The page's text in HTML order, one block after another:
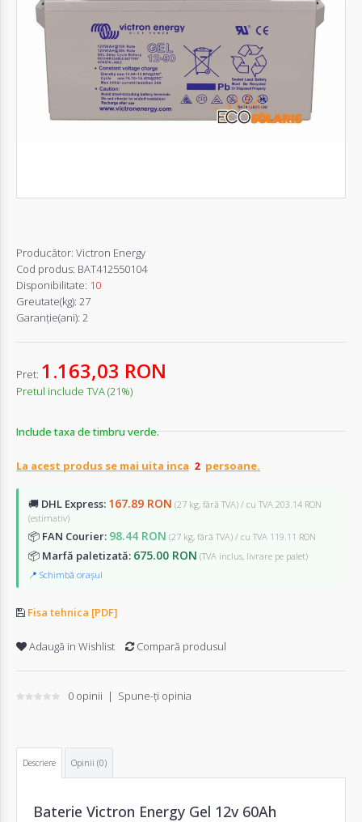
Autentifică-
Înregistrează-
Producător: Victron Energy
Cod produs: BAT412550104
Disponibilitate: 10
Greutate(kg): 27
Garanţie(ani): 2
Pret: 1.163,03 RON
Pretul include TVA (21%)
Include taxa de timbru verde.
La acest produs se mai uita inca persoane.
🚚 DHL Express: 167.89 RON (27 kg, fără TVA) / cu TVA 203.14 RON
(estimativ)
📦 FAN Courier: 98.44 RON (27 kg, fără TVA) / cu TVA 119.11 RON
📦 Marfă paletizată: 675.00 RON (TVA inclus, livrare pe palet)
📍 Schimbă orașul
Fisa tehnica [PDF]
Adaugă in Wishlist Compară produsul
0 opinii | Spune-ţi opinia
Descriere Opinii (0)
Baterie Victron Energy Gel 12v 60Ah